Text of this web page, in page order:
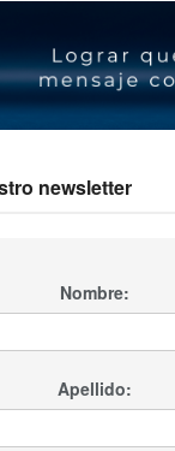
newsletter
Nombre:
Apellido: